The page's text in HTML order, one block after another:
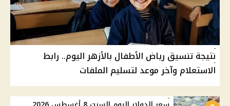
نتيجة تنسيق رياض الأطفال بالأزهر اليوم.. رابط
الاستعلام وآخر موعد لتسليم الملفات